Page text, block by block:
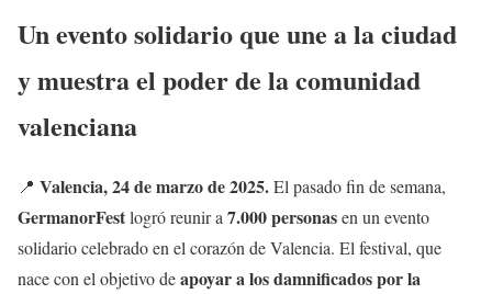
Un evento solidario que une a la ciudad
y muestra el poder de la comunidad
valenciana
📍 Valencia, 24 de marzo de 2025.El pasado fin de semana,
GermanorFestlogró reunir a 7.000 personasen un evento
solidario celebrado en el corazón de Valencia. El festival, que
nace con el objetivo deapoyar a los damnificados por la